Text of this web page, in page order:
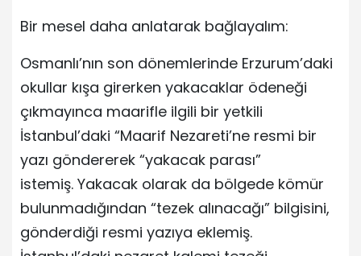
Bir mesel daha anlatarak bağlayalım:
Osmanlı’nın son dönemlerinde Erzurum’daki
okullar kışa girerken yakacaklar ödeneği
çıkmayınca maarifle ilgili bir yetkili
İstanbul’daki “Maarif Nezareti’ne resmi bir
yazı göndererek “yakacak parası”
istemiş. Yakacak olarak da bölgede kömür
bulunmadığından “tezek alınacağı” bilgisini,
gönderdiği resmi yazıya eklemiş.